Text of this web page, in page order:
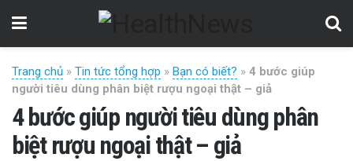
Trang chủ » Tin tức tổng hợp » Bạn có biết? » 4 bước giúp
người tiêu dùng phân biệt rượu ngoại thật – giả
4 bước giúp người tiêu dùng phân
biệt rượu ngoại thật – giả